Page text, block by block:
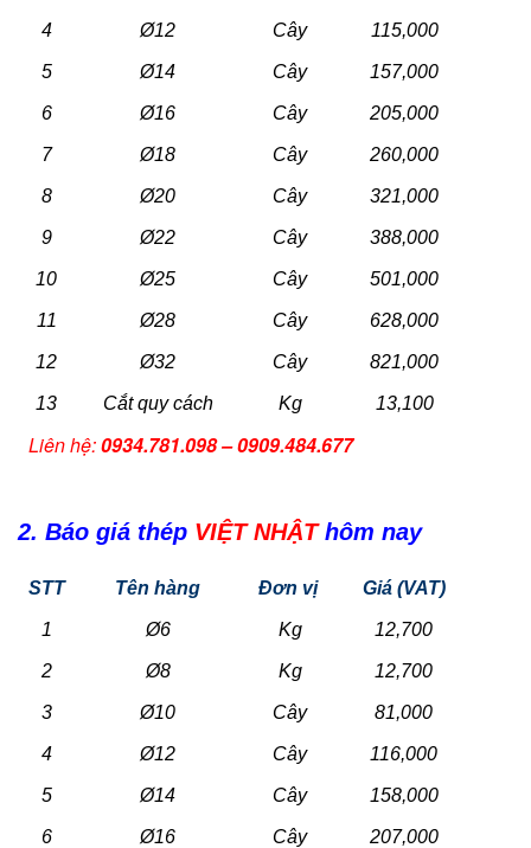
4 Ø12 Cây 115,000
5 Ø14 Cây 157,000
6 Ø16 Cây 205,000
7 Ø18 Cây 260,000
8 Ø20 Cây 321,000
9 Ø22 Cây 388,000
10 Ø25 Cây 501,000
11 Ø28 Cây 628,000
12 Ø32 Cây 821,000
13 Cắt quy cách Kg 13,100
Liên hệ:0934.781.098 – 0909.484.677
2. Báo giá thép VIỆT NHẬThôm nay
STT Tên hàng Đơn vị Giá (VAT)
1 Ø6 Kg 12,700
2 Ø8 Kg 12,700
3 Ø10 Cây 81,000
4 Ø12 Cây 116,000
5 Ø14 Cây 158,000
6 Ø16 Cây 207,000